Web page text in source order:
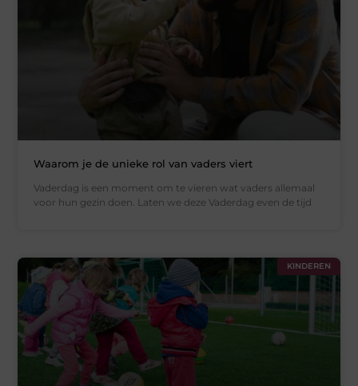
Waarom je de unieke rol van vaders viert
Vaderdag is een moment om te vieren wat vaders allemaal
voor hun gezin doen. Laten we deze Vaderdag even de tijd
KINDEREN